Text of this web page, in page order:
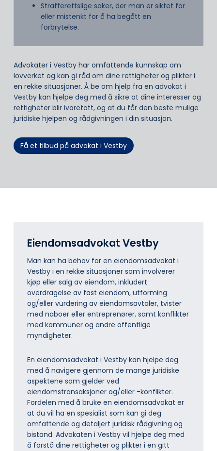
Strafferettslige saker, der man er siktet for
eller mistenkt for å ha begått en
forbrytelse.
Advokater i Vestby har omfattende kunnskap om
lovverket og kan gi råd om dine rettigheter og plikter i
en rekke situasjoner. Å be om hjelp fra en advokat i
Vestby kan hjelpe deg med å sikre at dine interesser og
rettigheter blir ivaretatt, og at du får den beste mulige
juridiske hjelpen og rådgivningen i din situasjon.
Få et tilbud på advokat i Vestby
Eiendomsadvokat Vestby
Man kan ha behov for en eiendomsadvokat i
Vestby i en rekke situasjoner som involverer
kjøp eller salg av eiendom, inkludert
overdragelse av fast eiendom, utforming
og/eller vurdering av eiendomsavtaler, tvister
med naboer eller entreprenører, samt konflikter
med kommuner og andre offentlige
myndigheter.
En eiendomsadvokat i Vestby kan hjelpe deg
med å navigere gjennom de mange juridiske
aspektene som gjelder ved
eiendomstransaksjoner og/eller -konflikter.
Fordelen med å bruke en eiendomsadvokat er
at du vil ha en spesialist som kan gi deg
omfattende og detaljert juridisk rådgivning og
bistand. Advokaten i Vestby vil hjelpe deg med
å forstå dine rettigheter og plikter i en gitt